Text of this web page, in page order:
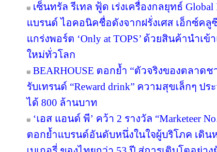
เซ็นทรัล รีเทล ฟู้ด เร่งเครื่องกลยุทธ์ Global
แบรนด์ ไอคอนิคชื่อดังจากฝรั่งเศส เอ็กซ์ค
แกร่งพอร์ต ‘Only at TOPS’ ด้วยสินค้านำ
ใหม่ทั่วโลก
BEARHOUSE ตอกย้ำ “ตัวจริงของตลาด
รับเทรนด์ “Reward drink” ความสุขเล็กๆ ป
ได้ 800 ล้านบาท
‘เอส แอนด์ พี’ คว้า 2 รางวัล “Marketeer
ตอกย้ำแบรนด์อันดับหนึ่งในใจผู้บริโภค เดิ